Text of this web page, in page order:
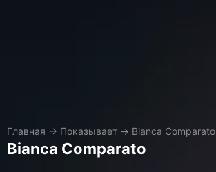
Главная → Показывает → Bianca Comparato
Bianca Comparato